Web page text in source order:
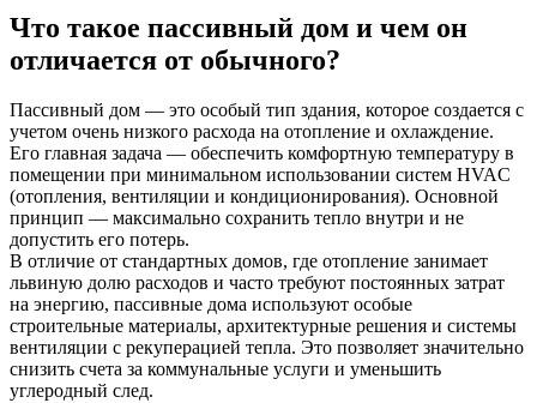
Что такое пассивный дом и чем он
отличается от обычного?
Пассивный дом — это особый тип здания, которое создается с
учетом очень низкого расхода на отопление и охлаждение.
Его главная задача — обеспечить комфортную температуру в
помещении при минимальном использовании систем HVAC
(отопления, вентиляции и кондиционирования). Основной
принцип — максимально сохранить тепло внутри и не
допустить его потерь.
В отличие от стандартных домов, где отопление занимает
львиную долю расходов и часто требуют постоянных затрат
на энергию, пассивные дома используют особые
строительные материалы, архитектурные решения и системы
вентиляции с рекуперацией тепла. Это позволяет значительно
снизить счета за коммунальные услуги и уменьшить
углеродный след.